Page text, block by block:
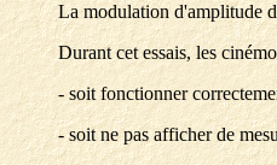
La modulation d'amplitude
Durant cet essais, les
- soit fonctionner
- soit ne pas afficher de